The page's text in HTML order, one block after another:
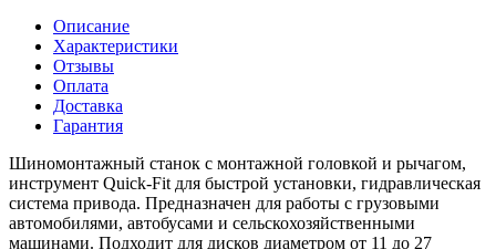
Описание
Характеристики
Отзывы
Оплата
Доставка
Гарантия
Шиномонтажный станок с монтажной головкой и рычагом,
инструмент Quick-Fit для быстрой установки, гидравлическая
система привода. Предназначен для работы с грузовыми
автомобилями, автобусами и сельскохозяйственными
машинами. Подходит для дисков диаметром от 11 до 27